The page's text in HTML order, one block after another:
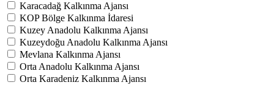
Karacadağ Kalkınma Ajansı
KOP Bölge Kalkınma İdaresi
Kuzey Anadolu Kalkınma Ajansı
Kuzeydoğu Anadolu Kalkınma Ajansı
Mevlana Kalkınma Ajansı
Orta Anadolu Kalkınma Ajansı
Orta Karadeniz Kalkınma Ajansı